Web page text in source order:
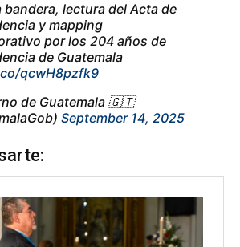
bandera, lectura del Acta de
y mapping
por los 204 años de
de Guatemala
qcwH8pzfk9
de Guatemala 🇬🇹
September 14, 2025